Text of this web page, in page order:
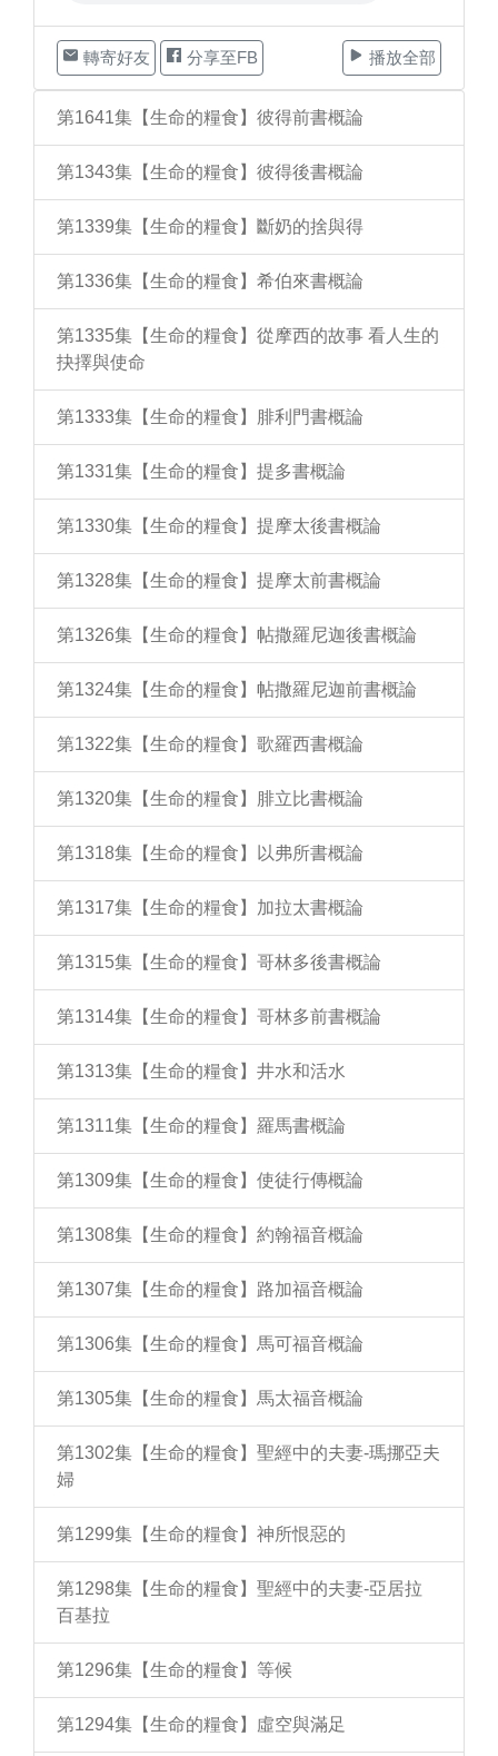
轉寄好友 分享至FB 播放全部
第1641集【生命的糧食】彼得前書概論
第1343集【生命的糧食】彼得後書概論
第1339集【生命的糧食】斷奶的捨與得
第1336集【生命的糧食】希伯來書概論
第1335集【生命的糧食】從摩西的故事 看人生的
抉擇與使命
第1333集【生命的糧食】腓利門書概論
第1331集【生命的糧食】提多書概論
第1330集【生命的糧食】提摩太後書概論
第1328集【生命的糧食】提摩太前書概論
第1326集【生命的糧食】帖撒羅尼迦後書概論
第1324集【生命的糧食】帖撒羅尼迦前書概論
第1322集【生命的糧食】歌羅西書概論
第1320集【生命的糧食】腓立比書概論
第1318集【生命的糧食】以弗所書概論
第1317集【生命的糧食】加拉太書概論
第1315集【生命的糧食】哥林多後書概論
第1314集【生命的糧食】哥林多前書概論
第1313集【生命的糧食】井水和活水
第1311集【生命的糧食】羅馬書概論
第1309集【生命的糧食】使徒行傳概論
第1308集【生命的糧食】約翰福音概論
第1307集【生命的糧食】路加福音概論
第1306集【生命的糧食】馬可福音概論
第1305集【生命的糧食】馬太福音概論
第1302集【生命的糧食】聖經中的夫妻-瑪挪亞夫
婦
第1299集【生命的糧食】神所恨惡的
第1298集【生命的糧食】聖經中的夫妻-亞居拉
百基拉
第1296集【生命的糧食】等候
第1294集【生命的糧食】虛空與滿足